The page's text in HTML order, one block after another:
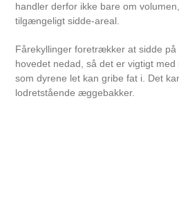
handler derfor ikke bare om
tilgængeligt sidde-areal.
Fårekyllinger foretrækker at sidde
hovedet nedad, så det er vigtigt
som dyrene let kan gribe fat i. Det
lodretstående æggebakker.